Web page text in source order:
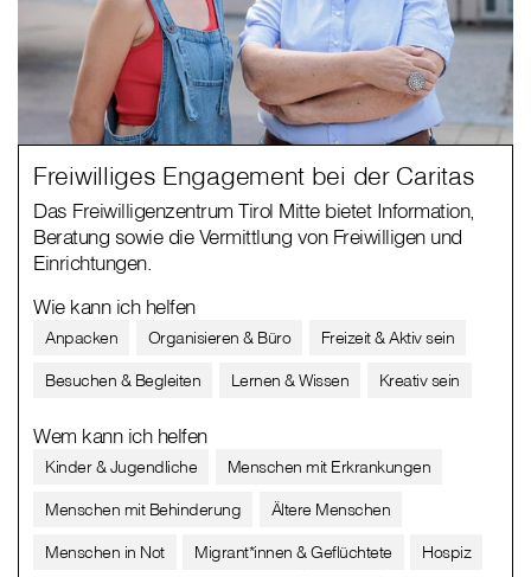
Freiwilliges Engagement bei der Caritas
Das Freiwilligenzentrum Tirol Mitte bietet Information,
Beratung sowie die Vermittlung von Freiwilligen und
Einrichtungen.
Wie kann ich helfen
Anpacken Organisieren & Büro
Freizeit & Aktiv sein
Besuchen & Begleiten
Lernen & Wissen Kreativ sein
Wem kann ich helfen
Kinder & Jugendliche
Menschen mit Erkrankungen
Menschen mit Behinderung
Ältere Menschen
Menschen in Not
Migrant*innen & Geflüchtete
Hospiz